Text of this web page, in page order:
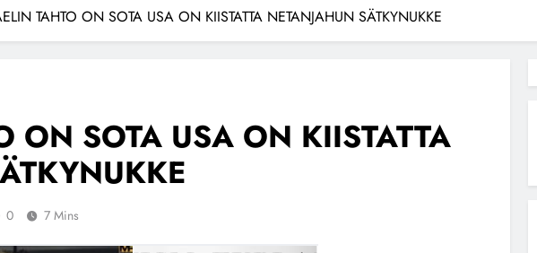
TAHTO ON SOTA USA ON KIISTATTA NETANJAHUN SÄTKYNUKKE
ON SOTA USA ON KIISTATTA
0 7 Mins